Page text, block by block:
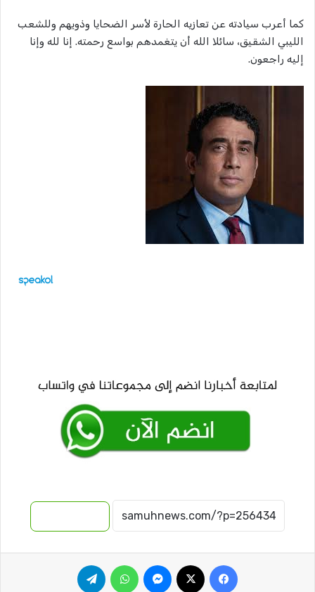
كما أعرب سيادته عن تعازيه الحارة لأسر الضحايا وذويهم وللشعب
الليبي الشقيق، سائلا الله أن يتغمدهم بواسع رحمته. إنا لله وإنا
إليه راجعون.
فيسبوك ماسنجر واتساب